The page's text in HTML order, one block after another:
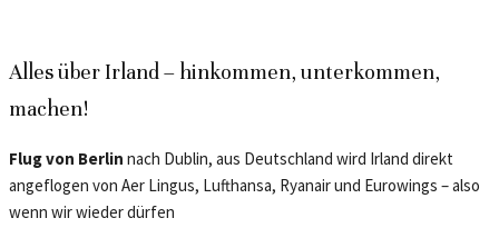
Alles über Irland – hinkommen, unterkommen,
machen!
Flug von Berlin nach Dublin, aus Deutschland wird Irland direkt
angeflogen von Aer Lingus, Lufthansa, Ryanair und Eurowings – also
wenn wir wieder dürfen